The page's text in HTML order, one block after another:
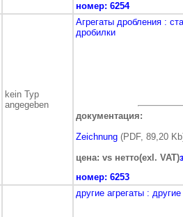
номер: 6254
kein Typ
angegeben
Агрегаты дробления :
дробилки
документация:
Zeichnung (PDF, 89,20
цена: vs нетто(exl. VAT)
номер: 6253
другие агрегаты : другие